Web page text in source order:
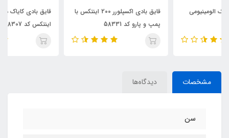
قایق بادی اکسپلورر 200 اینتکس با
قایق بادی کایاک دونفره اکسپلورر
مشخصات دیدگاه‌ها
سن